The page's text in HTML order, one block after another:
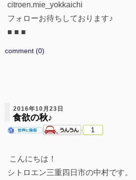
citroen.mie_yokkaichi
フォローお待ちしております♪
■ ■ ■
comment (0)
2016年10月23日
食欲の秋♪
1
こんにちは！
シトロエン三重四日市の中村です。